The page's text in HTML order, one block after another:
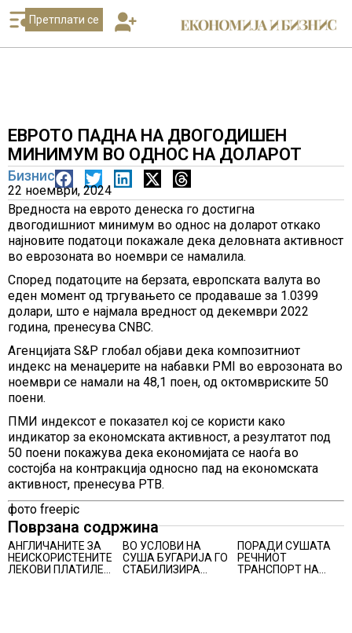
Претплати се
ЕВРОТО ПАДНА НА ДВОГОДИШЕН
МИНИМУМ ВО ОДНОС НА ДОЛАРОТ
Бизнис
22 ноември, 2024
Вредноста на еврото денеска го достигна
двогодишниот минимум во однос на доларот откако
најновите податоци покажале дека деловната активност
во еврозоната во ноември се намалила.
Според податоците на берзата, европската валута во
еден момент од тргувањето се продаваше за 1.0399
долари, што е најмала вредност од декември 2022
година, пренесува CNBC.
Агенцијата S&P глобал објави дека композитниот
индекс на менаџерите на набавки PMI во еврозоната во
ноември се намали на 48,1 поен, од октомвриските 50
поени.
ПМИ индексот е показател кој се користи како
индикатор за економската активност, а резултатот под
50 поени покажува дека економијата се наоѓа во
состојба на контракција односно пад на економската
активност, пренесува РТВ.
фото freepic
Поврзана содржина
АНГЛИЧАНИТЕ ЗА
НЕИСКОРИСТЕНИТЕ
ЛЕКОВИ ПЛАТИЛЕ
ВО УСЛОВИ НА
СУША БУГАРИЈА ГО
СТАБИЛИЗИРА
ПОРАДИ СУШАТА
РЕЧНИОТ
ТРАНСПОРТ НА